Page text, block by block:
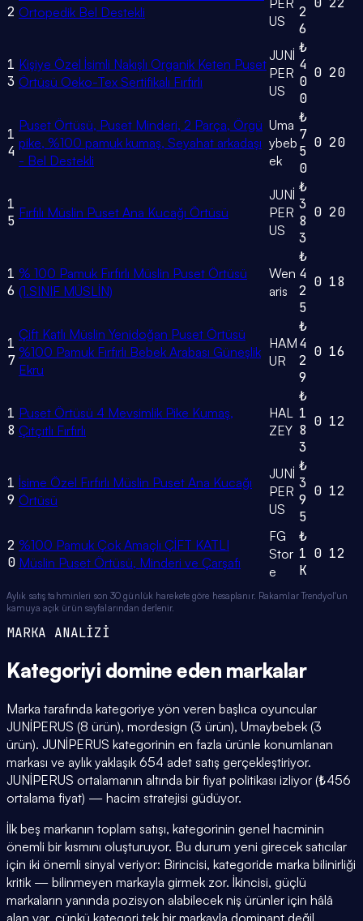
2 Ortopedik Bel Destekli
PER
US
2
6
1
3
Kişiye Özel İsimli Nakışlı Organik Keten Puset
Örtüsü Oeko-Tex Sertifikalı Fırfırlı
JUNİ
PER
US
₺
4
0
0
0 20
1
4
Puset Örtüsü, Puset Minderi, 2 Parça, Örgü
pike, %100 pamuk kumaş, Seyahat arkadaşı
- Bel Destekli
Uma
ybeb
ek
₺
7
5
0
0 20
1
5 Fırfılı Müslin Puset Ana Kucağı Örtüsü
JUNİ
PER
US
₺
3
8
3
0 20
1
6
% 100 Pamuk Fırfırlı Müslin Puset Örtüsü
(1.SINIF MÜSLİN)
Wen
aris
₺
4
2
5
0 18
1
7
Çift Katlı Müslin Yenidoğan Puset Örtüsü
%100 Pamuk Fırfırlı Bebek Arabası Güneşlik
Ekru
HAM
UR
₺
4
2
9
0 16
1
8
Puset Örtüsü 4 Mevsimlik Pike Kumaş,
Çıtçıtlı Fırfırlı
HAL
ZEY
₺
1
8
3
0 12
1
9
İsime Özel Fırfırlı Müslin Puset Ana Kucağı
Örtüsü
JUNİ
PER
US
₺
3
9
5
0 12
2
0
%100 Pamuk Çok Amaçlı ÇİFT KATLI
Müslin Puset Örtüsü, Minderi ve Çarşafı
FG
Stor
e
₺
1
K
0 12
Aylık satış tahminleri son 30 günlük harekete göre hesaplanır. Rakamlar Trendyol'un
kamuya açık ürün sayfalarından derlenir.
MARKA ANALİZİ
Kategoriyi domine eden markalar
Marka tarafında kategoriye yön veren başlıca oyuncular
JUNİPERUS (8 ürün), mordesign (3 ürün), Umaybebek (3
ürün). JUNİPERUS kategorinin en fazla ürünle konumlanan
markası ve aylık yaklaşık 654 adet satış gerçekleştiriyor.
JUNİPERUS ortalamanın altında bir fiyat politikası izliyor (₺456
ortalama fiyat) — hacim stratejisi güdüyor.
İlk beş markanın toplam satışı, kategorinin genel hacminin
önemli bir kısmını oluşturuyor. Bu durum yeni girecek satıcılar
için iki önemli sinyal veriyor: Birincisi, kategoride marka bilinirliği
kritik — bilinmeyen markayla girmek zor. İkincisi, güçlü
markaların yanında pozisyon alabilecek niş ürünler için hâlâ